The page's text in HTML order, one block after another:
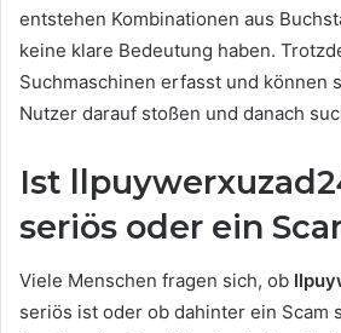
entstehen Kombinationen aus
keine klare Bedeutung haben.
Suchmaschinen erfasst und können
Nutzer darauf stoßen und danach
Ist
seriös oder ein
Viele Menschen fragen sich, ob
seriös ist oder ob dahinter ein Scam